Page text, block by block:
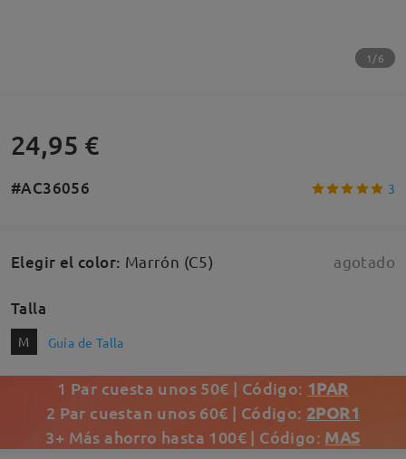
1/6
24,95 €
#AC36056 3
Elegir el color: Marrón (C5) agotado
Talla
M Guía de Talla
1 Par cuesta unos 50€ | Código: 1PAR
2 Par cuestan unos 60€ | Código: 2POR1
3+ Más ahorro hasta 100€ | Código: MAS